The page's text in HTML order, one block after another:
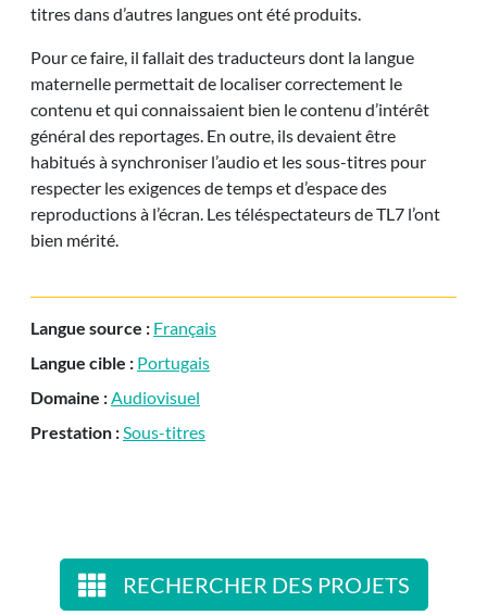
titres dans d’autres langues ont été produits.
Pour ce faire, il fallait des traducteurs dont la langue
maternelle permettait de localiser correctement le
contenu et qui connaissaient bien le contenu d’intérêt
général des reportages. En outre, ils devaient être
habitués à synchroniser l’audio et les sous-titres pour
respecter les exigences de temps et d’espace des
reproductions à l’écran. Les téléspectateurs de TL7 l’ont
bien mérité.
Langue source : Français
Langue cible : Portugais
Domaine :Audiovisuel
Prestation :Sous-titres
RECHERCHER DES PROJETS